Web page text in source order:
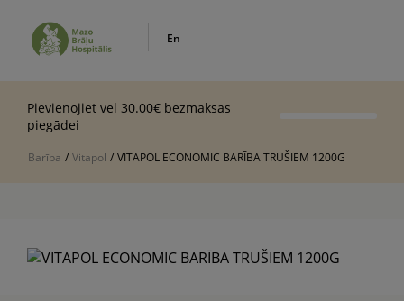
En
Pievienojiet vel 30.00€ bezmaksas
piegādei
Barība / Vitapol / VITAPOL ECONOMIC BARĪBA TRUŠIEM 1200G